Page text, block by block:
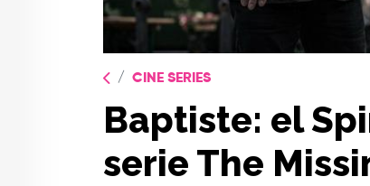
CINE SERIES
Baptiste: el
serie The